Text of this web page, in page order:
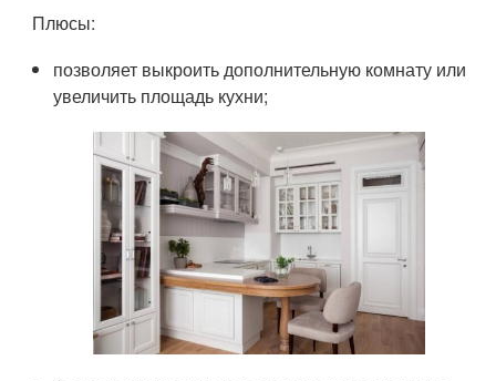
Плюсы:
позволяет выкроить дополнительную комнату или
увеличить площадь кухни;